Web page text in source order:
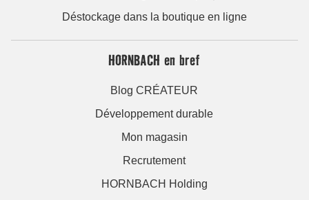
Déstockage dans la boutique en ligne
HORNBACH en bref
Blog CRÉATEUR
Développement durable
Mon magasin
Recrutement
HORNBACH Holding